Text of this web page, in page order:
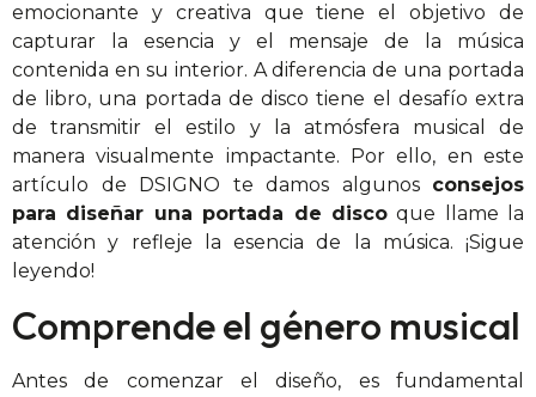
emocionante y creativa que tiene el objetivo de
capturar la esencia y el mensaje de la música
contenida en su interior. A diferencia de una portada
de libro, una portada de disco tiene el desafío extra
de transmitir el estilo y la atmósfera musical de
manera visualmente impactante. Por ello, en este
artículo de DSIGNO te damos algunos consejos
para diseñar una portada de discoque llame la
atención y refleje la esencia de la música. ¡Sigue
leyendo!
Comprende el género musical
Antes de comenzar el diseño, es fundamental